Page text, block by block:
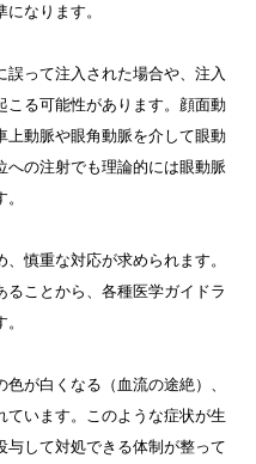
なります。
って注入された場合や、注入
こる可能性があります。顔面動
上動脈や眼角動脈を介して眼動
への注射でも理論的には眼動脈
慎重な対応が求められます。
ことから、各種医学ガイドラ
が白くなる（血流の途絶）、
います。このような症状が生
与して対処できる体制が整って